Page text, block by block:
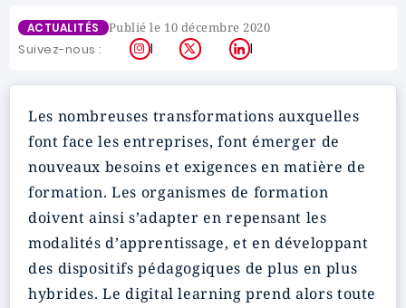
ACTUALITÉS Publié le 10 décembre 2020
Suivez-nous : Instagram
X LinkedIn
Les nombreuses transformations auxquelles
font face les entreprises, font émerger de
nouveaux besoins et exigences en matière de
formation. Les organismes de formation
doivent ainsi s’adapter en repensant les
modalités d’apprentissage, et en développant
des dispositifs pédagogiques de plus en plus
hybrides. Le digital learning prend alors toute